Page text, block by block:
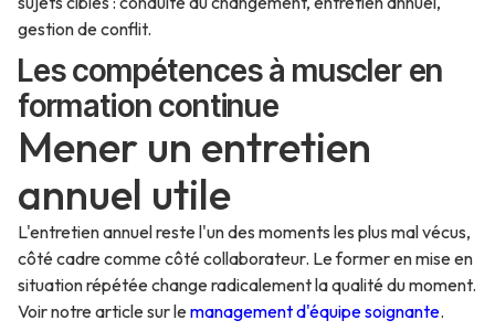
gestion de conflit.
Les compétences à muscler en
formation continue
Mener un entretien
annuel utile
L'entretien annuel reste l'un des moments les plus mal vécus,
côté cadre comme côté collaborateur. Le former en mise en
situation répétée change radicalement la qualité du moment.
Voir notre article sur lemanagement d'équipe soignante.